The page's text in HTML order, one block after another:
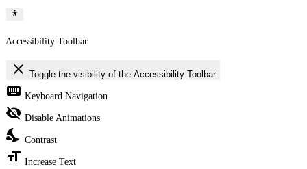
Accessibility Toolbar
close Toggle the visibility of the Accessibility Toolbar
keyboard Keyboard Navigation
visibility_off Disable Animations
nights_stay Contrast
format_size Increase Text